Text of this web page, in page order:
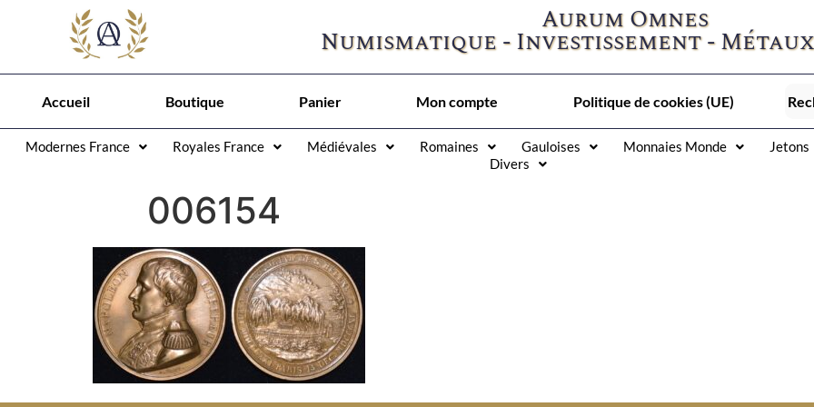
Aurum Omnes
Numismatique - Investissement -
Accueil Boutique Panier Mon compte Politique de cookies (UE)
Modernes France Royales France Médiévales Romaines Gauloises Monnaies Monde
Jetons
Divers
006154